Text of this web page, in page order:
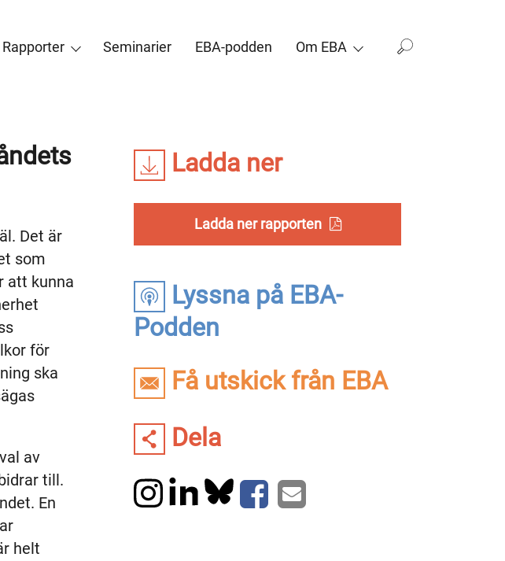
Rapporter Seminarier EBA-podden Om EBA
Ladda ner
Ladda ner rapporten
Lyssna på EBA-
Podden
Få utskick från EBA
Dela
Det är
som
att kunna
för
ska
av
till.
En
helt